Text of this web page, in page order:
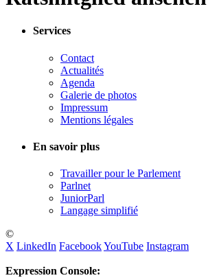
Services
Contact
Actualités
Agenda
Galerie de photos
Impressum
Mentions légales
En savoir plus
Travailler pour le Parlement
Parlnet
JuniorParl
Langage simplifié
©
X LinkedIn FacebookYouTube Instagram
Expression Console: